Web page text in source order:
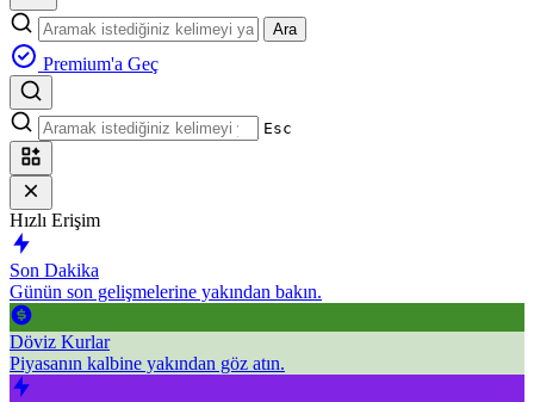
Ara
Premium'a Geç
Esc
Hızlı Erişim
Son Dakika
Günün son gelişmelerine yakından bakın.
Döviz Kurlar
Piyasanın kalbine yakından göz atın.